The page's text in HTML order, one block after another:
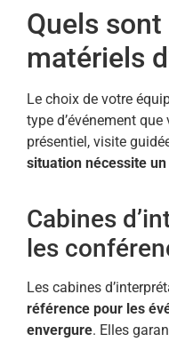
Quels
matériels
Le choix de votre
type d’événement
présentiel, visite
situation nécessite
Cabines
les
Les cabines
référence pour les
envergure. Elles